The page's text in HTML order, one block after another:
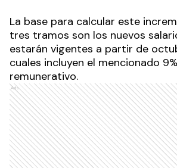
La base para calcular este
tres tramos son los nuevos
estarán vigentes a partir de
cuales incluyen el mencionado
remunerativo.
Ads